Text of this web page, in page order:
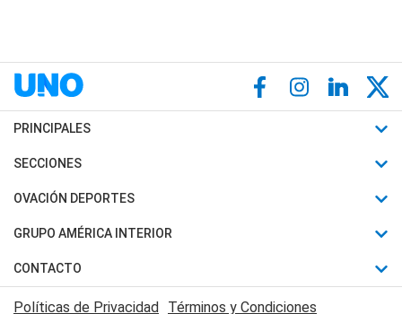
PRINCIPALES
Últimas Noticias
Política
Judiciales
Economia
SECCIONES
Horóscopo
Motores
Trucos caseros
OVACIÓN DEPORTES
Fútbol
Mundial
Automovilismo
GRUPO AMÉRICA INTERIOR
Canal 7 en Vivo
CONTACTO
Acerca de Nosotros
Políticas de Privacidad Términos y Condiciones